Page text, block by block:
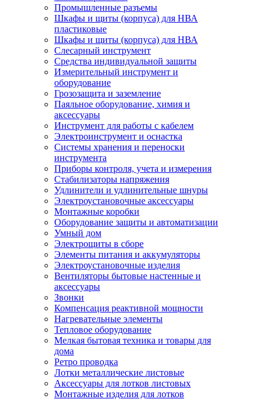
Промышленные разъемы
Шкафы и щиты (корпуса) для НВА
пластиковые
Шкафы и щиты (корпуса) для НВА
Слесарный инструмент
Средства индивидуальной защиты
Измерительный инструмент и
оборудование
Грозозащита и заземление
Паяльное оборудование, химия и
аксессуары
Инструмент для работы с кабелем
Электроинструмент и оснастка
Системы хранения и переноски
инструмента
Приборы контроля, учета и измерения
Стабилизаторы напряжения
Удлинители и удлинительные шнуры
Электроустановочные аксессуары
Монтажные коробки
Оборудование защиты и автоматизации
Умный дом
Электрощиты в сборе
Элементы питания и аккумуляторы
Электроустановочные изделия
Вентиляторы бытовые настенные и
аксессуары
Звонки
Компенсация реактивной мощности
Нагревательные элементы
Тепловое оборудование
Мелкая бытовая техника и товары для
дома
Ретро проводка
Лотки металлические листовые
Аксессуары для лотков листовых
Монтажные изделия для лотков